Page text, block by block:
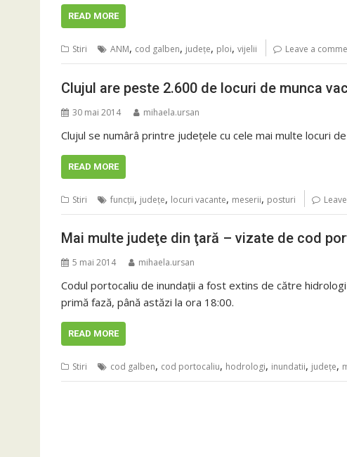
READ MORE
Stiri ANM, cod galben, judeţe, ploi, vijelii Leave a
Clujul are peste 2.600 de locuri de munca
30 mai 2014 mihaela.ursan
Clujul se numârâ printre judeţele cu cele mai multe locuri
READ MORE
Stiri funcţii, judeţe, locuri vacante, meserii, posturi
Mai multe judeţe din ţară – vizate de cod
5 mai 2014 mihaela.ursan
Codul portocaliu de inundaţii a fost extins de către
primă fază, până astăzi la ora 18:00.
READ MORE
Stiri cod galben, cod portocaliu, hodrologi, inundatii, judeţe,